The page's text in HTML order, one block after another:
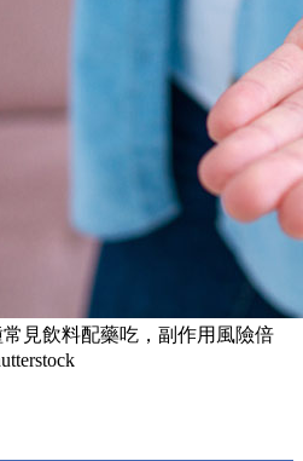
見飲料配藥吃，副作用風險倍